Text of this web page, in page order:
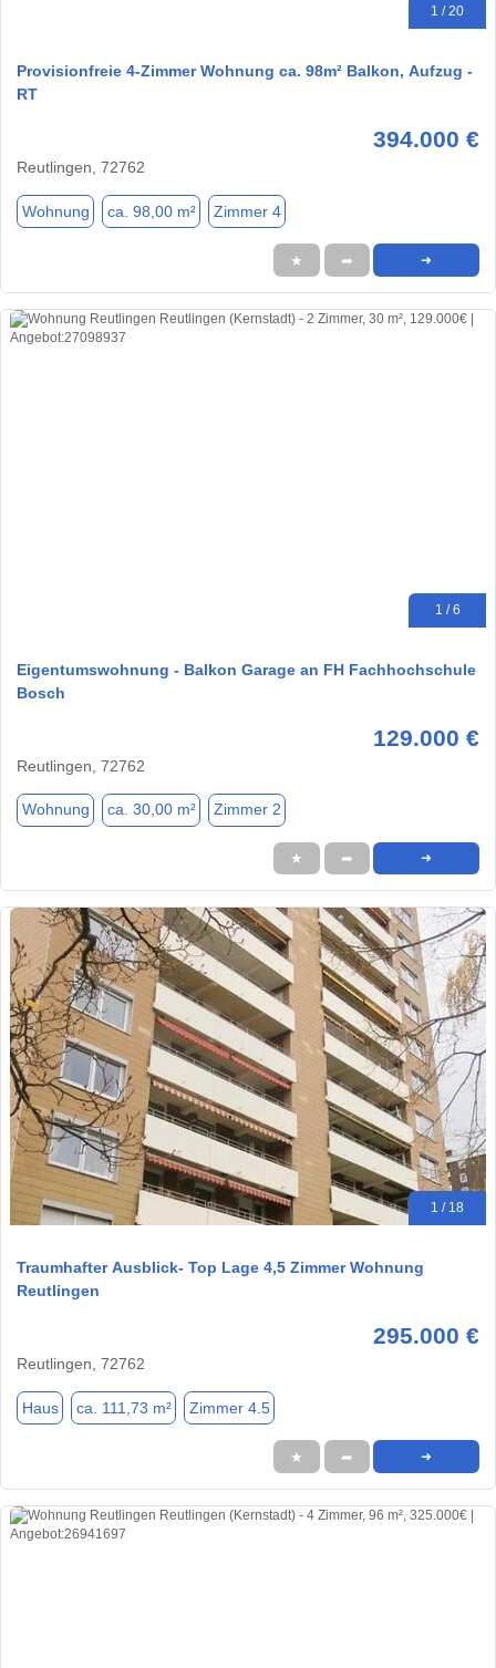
1 / 20
Provisionfreie 4-Zimmer Wohnung ca. 98m² Balkon, Aufzug -
RT
394.000 €
Reutlingen, 72762
Wohnung ca. 98,00 m² Zimmer 4
★ ➦ ➜
1 / 6
Eigentumswohnung - Balkon Garage an FH Fachhochschule
Bosch
129.000 €
Reutlingen, 72762
Wohnung ca. 30,00 m² Zimmer 2
★ ➦ ➜
1 / 18
Traumhafter Ausblick- Top Lage 4,5 Zimmer Wohnung
Reutlingen
295.000 €
Reutlingen, 72762
Haus ca. 111,73 m² Zimmer 4.5
★ ➦ ➜